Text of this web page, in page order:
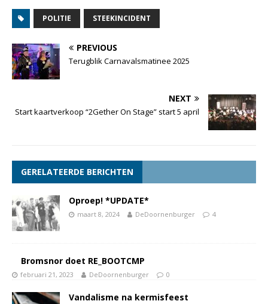
POLITIE STEEKINCIDENT
PREVIOUS
Terugblik Carnavalsmatinee 2025
NEXT
Start kaartverkoop “2Gether On Stage” start 5 april
GERELATEERDE BERICHTEN
Oproep! *UPDATE*
maart 8, 2024 DeDoornenburger 4
Bromsnor doet RE_BOOTCMP
februari 21, 2023 DeDoornenburger 0
Vandalisme na kermisfeest